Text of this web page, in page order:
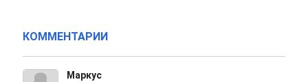
КОММЕНТАРИИ
Маркус